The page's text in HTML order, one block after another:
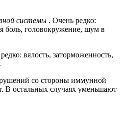
системы . Очень редко:
боль, головокружение, шум в
вялость, заторможенность,
со стороны иммунной
В остальных случаях уменьшают